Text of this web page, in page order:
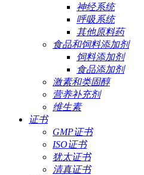
神经系统
呼吸系统
其他原料药
食品和饲料添加剂
饲料添加剂
食品添加剂
激素和类固醇
营养补充剂
维生素
证书
GMP证书
ISO证书
犹太证书
清真证书